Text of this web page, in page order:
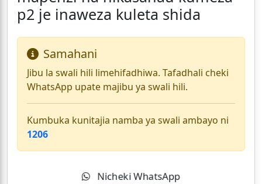
p2 je inaweza kuleta shida
Samahani
Jibu la swali hili limehifadhiwa. Tafadhali cheki
WhatsApp upate majibu ya swali hili.
Kumbuka kunitajia namba ya swali ambayo ni
1206
Nicheki WhatsApp